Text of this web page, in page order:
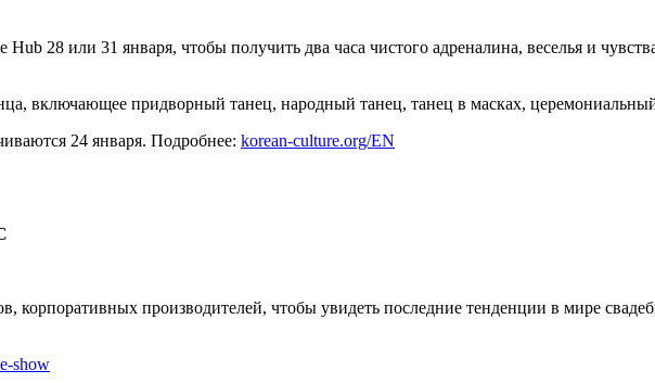
28 или 31 января, чтобы получить два часа чистого адреналина, веселья и
включающее придворный танец, народный танец, танец в масках,
24 января. Подробнее: korean-culture.org/EN
корпоративных производителей, чтобы увидеть последние тенденции в мире
show